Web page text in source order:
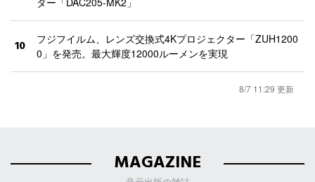
10
フジフイルム、レンズ交換式4Kプロジェクター「ZUH1200
0」を発売。最大輝度12000ルーメンを実現
8/7 11:29 更新
MAGAZINE